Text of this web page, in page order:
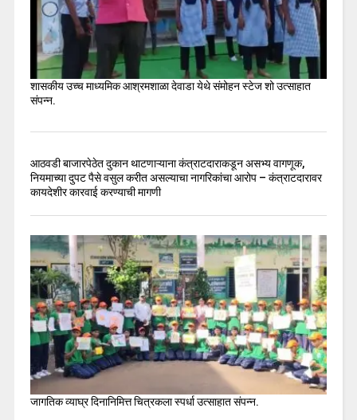
शासकीय उच्च माध्यमिक आश्रमशाळा देवाडा येथे संमोहन स्टेज शो उत्साहात
संपन्न.
आठवडी बाजारपेठेत दुकान थाटणाऱ्याना कंत्राटदाराकडून असभ्य वागणूक,
नियमाच्या दुपट पैसे वसुल करीत असल्याचा नागरिकांचा आरोप – कंत्राटदारावर
कायदेशीर कारवाई करण्याची मागणी
जागतिक व्याघ्र दिनानिमित्त चित्रकला स्पर्धा उत्साहात संपन्न.